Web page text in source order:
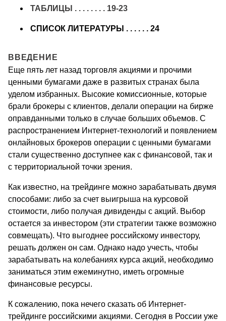
ТАБЛИЦЫ . . . . . . . . 19-23
СПИСОК ЛИТЕРАТУРЫ . . . . . . 24
ВВЕДЕНИЕ
Еще пять лет назад торговля акциями и прочими
ценными бумагами даже в развитых странах была
уделом избранных. Высокие комиссионные, которые
брали брокеры с клиентов, делали операции на бирже
оправданными только в случае больших объемов. С
распространением Интернет-технологий и появлением
онлайновых брокеров операции с ценными бумагами
стали существенно доступнее как с финансовой, так и
с территориальной точки зрения.
Как известно, на трейдинге можно зарабатывать двумя
способами: либо за счет выигрыша на курсовой
стоимости, либо получая дивиденды с акций. Выбор
остается за инвестором (эти стратегии также возможно
совмещать). Что выгоднее российскому инвестору,
решать должен он сам. Однако надо учесть, чтобы
зарабатывать на колебаниях курса акций, необходимо
заниматься этим ежеминутно, иметь огромные
финансовые ресурсы.
К сожалению, пока нечего сказать об Интернет-
трейдинге российскими акциями. Сегодня в России уже